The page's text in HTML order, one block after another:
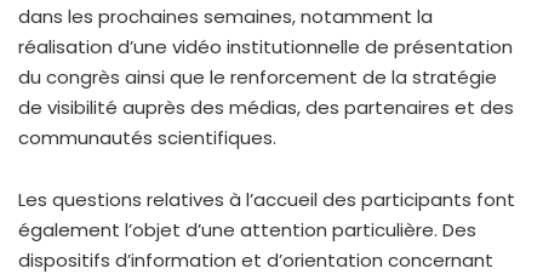
dans les prochaines semaines, notamment la
réalisation d’une vidéo institutionnelle de présentation
du congrès ainsi que le renforcement de la stratégie
de visibilité auprès des médias, des partenaires et des
communautés scientifiques.
Les questions relatives à l’accueil des participants font
également l’objet d’une attention particulière. Des
dispositifs d’information et d’orientation concernant